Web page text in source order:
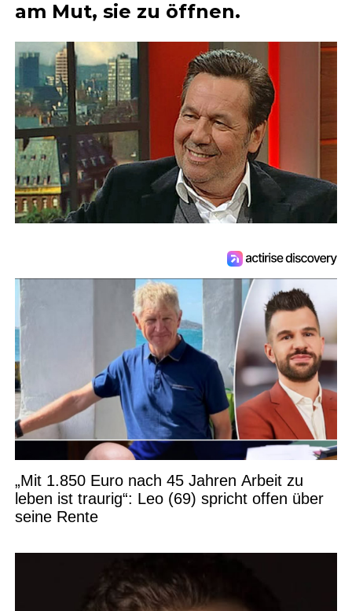
am Mut, sie zu öffnen.
„Mit 1.850 Euro nach 45 Jahren Arbeit zu
leben ist traurig“: Leo (69) spricht offen über
seine Rente